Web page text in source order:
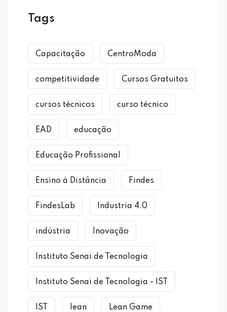
Tags
Capacitação CentroModa
competitividade Cursos Gratuitos
cursos técnicos curso técnico
EAD educação
Educação Profissional
Ensino à Distância Findes
FindesLab Industria 4.0
indústria Inovação
Instituto Senai de Tecnologia
Instituto Senai de Tecnologia - IST
IST lean Lean Game